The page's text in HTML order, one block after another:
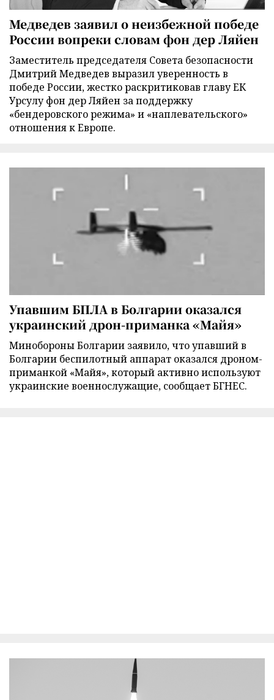
Медведев заявил о неизбежной победе
России вопреки словам фон дер Ляйен
Заместитель председателя Совета безопасности
Дмитрий Медведев выразил уверенность в
победе России, жестко раскритиковав главу ЕК
Урсулу фон дер Ляйен за поддержку
«бендеровского режима» и «наплевательского»
отношения к Европе.
Упавшим БПЛА в Болгарии оказался
украинский дрон-приманка «Майя»
Минобороны Болгарии заявило, что упавший в
Болгарии беспилотный аппарат оказался дроном-
приманкой «Майя», который активно используют
украинские военнослужащие, сообщает БГНЕС.